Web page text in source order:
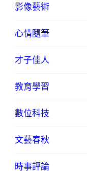
影像藝術
心情隨筆
才子佳人
教育學習
數位科技
文藝春秋
時事評論